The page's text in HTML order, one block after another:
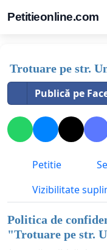
Petitieonline.com
Trotuare pe str.
Publică pe
Petitie
Vizibilitate
Politica de
"Trotuare pe str.